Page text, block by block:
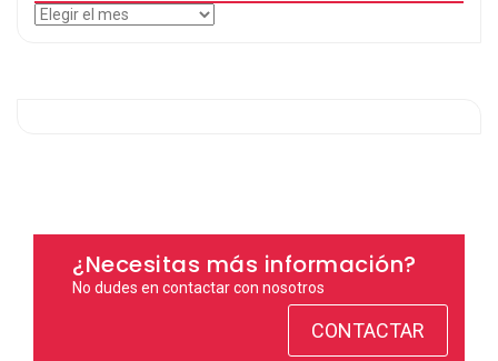
Hemeroteca
¿Necesitas más información?
No dudes en contactar con nosotros
CONTACTAR